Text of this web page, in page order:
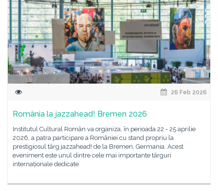
26 Feb 2026
România la jazzahead! Bremen 2026
Institutul Cultural Român va organiza, în perioada 22 - 25 aprilie
2026, a patra participare a României cu stand propriu la
prestigiosul târg jazzahead! de la Bremen, Germania. Acest
eveniment este unul dintre cele mai importante târguri
internaționale dedicate